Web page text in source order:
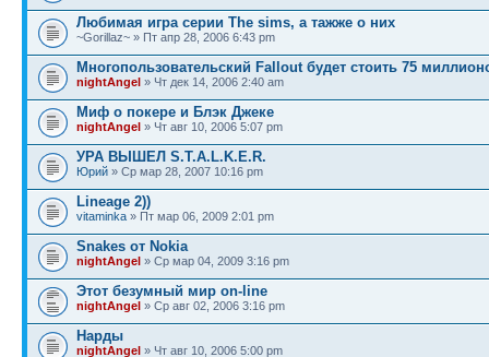
Любимая игра серии The sims, а тажже о них
~Gorillaz~ » Пт апр 28, 2006 6:43 pm
Многопользовательский Fallout будет стоить 75
nightAngel » Чт дек 14, 2006 2:40 am
Миф о покере и Блэк Джеке
nightAngel » Чт авг 10, 2006 5:07 pm
УРА ВЫШЕЛ S.T.A.L.K.E.R.
Юрий » Ср мар 28, 2007 10:16 pm
Lineage 2))
vitaminka » Пт мар 06, 2009 2:01 pm
Snakes от Nokia
nightAngel » Ср мар 04, 2009 3:16 pm
Этот безумный мир on-line
nightAngel » Ср авг 02, 2006 3:16 pm
Нарды
nightAngel » Чт авг 10, 2006 5:00 pm